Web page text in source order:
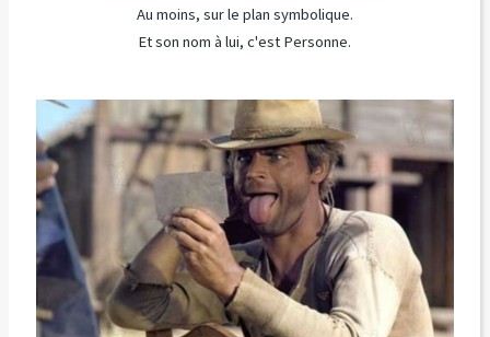
Au moins, sur le plan symbolique.
Et son nom à lui, c'est Personne.